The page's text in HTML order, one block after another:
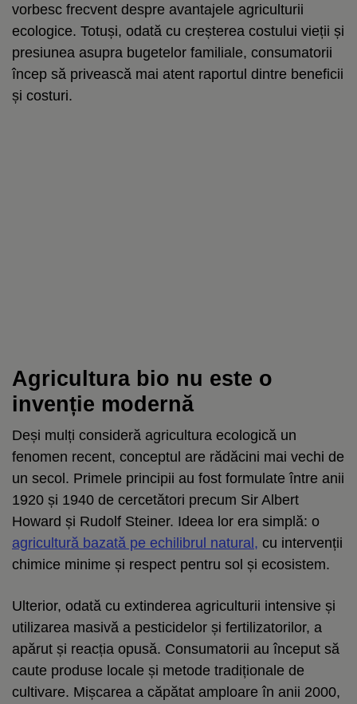
vorbesc frecvent despre avantajele agriculturii
ecologice. Totuși, odată cu creșterea costului vieții și
presiunea asupra bugetelor familiale, consumatorii
încep să privească mai atent raportul dintre beneficii
și costuri.
Agricultura bio nu este o
invenție modernă
Deși mulți consideră agricultura ecologică un
fenomen recent, conceptul are rădăcini mai vechi de
un secol. Primele principii au fost formulate între anii
1920 și 1940 de cercetători precum Sir Albert
Howard și Rudolf Steiner. Ideea lor era simplă: o
agricultură bazată pe echilibrul natural, cu intervenții
chimice minime și respect pentru sol și ecosistem.
Ulterior, odată cu extinderea agriculturii intensive și
utilizarea masivă a pesticidelor și fertilizatorilor, a
apărut și reacția opusă. Consumatorii au început să
caute produse locale și metode tradiționale de
cultivare. Mișcarea a căpătat amploare în anii 2000,